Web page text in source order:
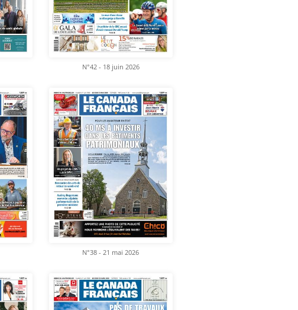
N°42 - 18 juin 2026
N°38 - 21 mai 2026